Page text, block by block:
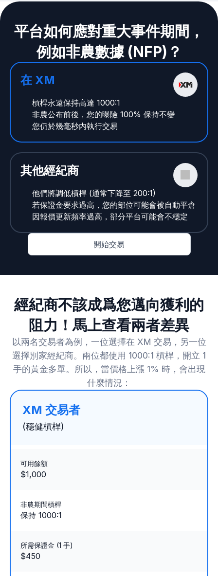
平台如何應對重大事件期間，
例如非農數據 (NFP)？
在 XM
槓桿永遠保持高達 1000:1
非農公布前後，您的曝險 100% 保持不變
您仍於幾毫秒内執行交易
其他經紀商
他們將調低槓桿 (通常下降至 200:1)
若保證金要求過高，您的部位可能會被自動平倉
因報價更新頻率過高，部分平台可能會不穩定
開始交易
經紀商不該成爲您邁向獲利的
阻力！馬上查看兩者差異
以兩名交易者為例，一位選擇在 XM 交易，另一位
選擇別家經紀商。兩位都使用 1000:1 槓桿，開立 1
手的黃金多單。所以，當價格上漲 1% 時，會出現
什麼情況：
XM 交易者
(穩健槓桿)
可用餘額
$1,000
非農期間槓桿
保持 1000:1
所需保證金 (1 手)
$450